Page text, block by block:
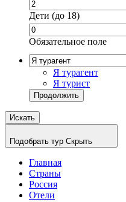
Дети (до 18)
Обязательное поле
Я турагент
Я турист
Продолжить
Искать
Подобрать тур Скрыть
Главная
Страны
Россия
Отели